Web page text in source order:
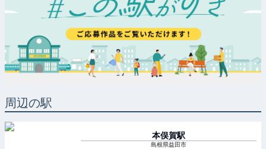
周辺の駅
本俣賀駅
島根県益田市